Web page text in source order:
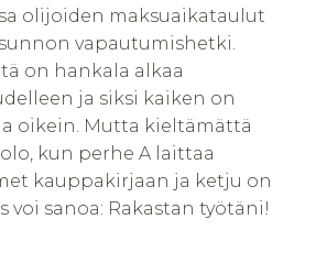
olijoiden maksuaikataulut
vapautumishetki.
on hankala alkaa
ja siksi kaiken on
oikein. Mutta kieltämättä
kun perhe A laittaa
kauppakirjaan ja ketju on
voi sanoa: Rakastan työtäni!